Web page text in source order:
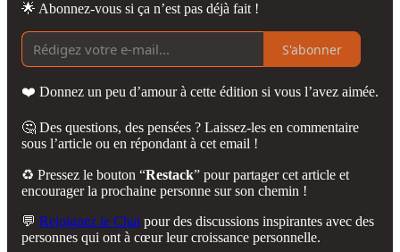
🌟 Abonnez-vous si ça n’est pas déjà fait !
S'abonner
❤️ Donnez un peu d’amour à cette édition si vous l’avez aimée.
🤔 Des questions, des pensées ? Laissez-les en commentaire
sous l’article ou en répondant à cet email !
♻️ Pressez le bouton “Restack” pour partager cet article et
encourager la prochaine personne sur son chemin !
💬 Rejoignez le Chatpour des discussions inspirantes avec des
personnes qui ont à cœur leur croissance personnelle.